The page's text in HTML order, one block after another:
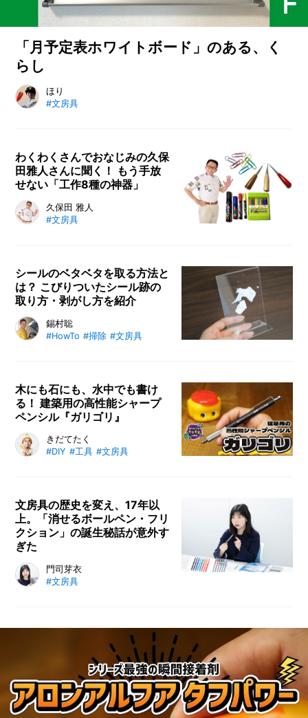
ッ
フ
/
C
A
I
S
T
A
F
F
「月予定表ホワイトボード」のある、く
らし
自宅に「業務感」を漂わせる魔法アイテム、月予定表ホワイト
ボードを自宅でも取り入れてみたら、おしゃれ空間が一気にビ
ほり
#文房具
わくわくさんでおなじみの久保
田雅人さんに聞く！ もう手放
せない「工作8種の神器」
「つくってあそぼ」のわくわくさん
こと久保田雅人さんが伝授する、工
が、実は工作の必須アイテムかも？
久保田さんが語る裏話と共に、あ
なたの工作ライフをレベルアップ！
久保田 雅人
#文房具
シールのベタベタを取る方法と
は？ こびりついたシール跡の
取り方・剥がし方を紹介
シールを剥がした後のベタベタが気
になる方必見。シール跡の取り方と
きれいに除去するためのコツや注意
点もお届けします。この記事を参考
に、シール跡をスッキリと取り除き
ましょう。
錫村聡
#HowTo #掃除 #文房具
木にも石にも、水中でも書け
る！ 建築用の高性能シャープ
ペンシル『ガリゴリ』
文房具なのに文房具店では売ってい
ない、プロが使うガチな高性能文具
文房具好きが高じて5,000点以上も
の文房具を収集するライター・きだ
てたく氏の案内で、そんな「ガチ文
具」の世界を巡る本記事。今回は、
木や石、コンクリートにアスファル
トまで、さまざまなものに書き込め
きだてたく
#DIY #工具 #文房具
文房具の歴史を変え、17年以
上。「消せるボールペン・フリ
クション」の誕生秘話が意外す
ぎた
PILOTの「消せるボールペン・フリ
クション」の誕生秘話とその進化の
は？ 17年以上愛され続ける秘密を
門司芽衣
#文房具